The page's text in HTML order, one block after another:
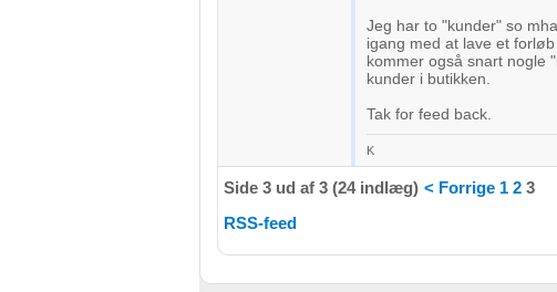
Jeg har to "kunder" so
igang med at lave et
kommer også snart nogle
kunder i butikken.
Tak for feed back.
K
Side 3 ud af 3 (24 indlæg) < Forrige 1 2 3
RSS-feed
Bruge begrænsede oplysninger til at vælge indhold
Identificere enheder baseret på aktivt anmodede oplysninger